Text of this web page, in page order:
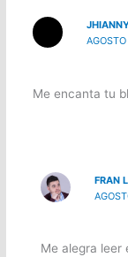
Me encanta tu
FRAN
Me alegra leer